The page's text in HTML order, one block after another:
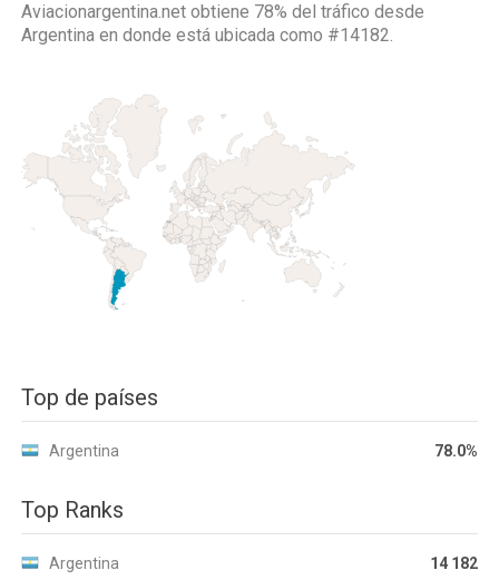
Aviacionargentina.net obtiene 78% del tráfico desde
Argentina en donde está ubicada como #14182.
Top de países
Argentina 78.0%
Top Ranks
Argentina 14 182